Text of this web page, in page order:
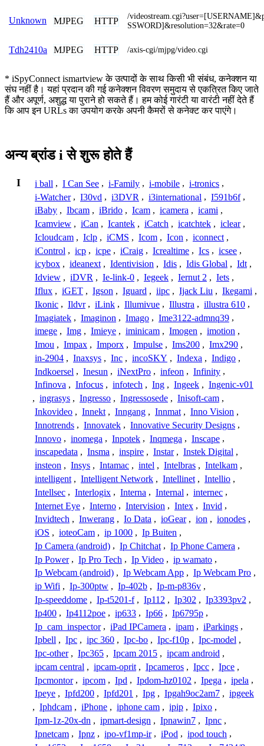
Unknown MJPEG HTTP
/
SSWORD]&resolution=32&rate=0
Tdh2410a MJPEG HTTP /axis-cgi/mjpg/video.cgi
* iSpyConnect ismartview के उत्पादों के साथ किसी भी संबंध, कनेक्शन या
संघ नहीं है। यहां प्रदान की गई कनेक्शन विवरण समुदाय से एकत्रित किए जाते
हैं और अपूर्ण, अशुद्ध या पुराने हो सकते हैं। हम कोई गारंटी या वारंटी नहीं देते हैं
कि आप इन URLs का उपयोग करके अपनी कैमरों से कनेक्ट कर पाएंगे।
अन्य ब्रांड i से शुरू होते हैं
I i ball , I Can See , i-Family , i-mobile , i-tronics ,
i-Watcher , I30vd , i3DVR , i3international , I591b6f ,
iBaby , Ibcam , iBrido , Icam , icamera , icami ,
Icamview , iCan , Icantek , iCatch , icatchtek , iclear ,
Icloudcam , Iclp , iCMS , Icom , Icon , iconnect ,
iControl , icp , icpe , iCraig , Icrealtime , Ics , icsee ,
icybox , ideanext , Identivision , Idis , Idis Global , Idt ,
Idview , iDVR , Ie-link-0 , Iegeek , Iernut 2 , Iets ,
Iflux , iGET , Igson , Iguard , iipc , Ijack Liu , Ikegami ,
Ikonic , Ildvr , iLink , Illumivue , Illustra , illustra 610 ,
Imagiatek , Imaginon , Imago , Ime3122-admnq39 ,
imege , Img , Imieye , iminicam , Imogen , imotion ,
Imou , Impax , Imporx , Impulse , Ims200 , Imx290 ,
in-2904 , Inaxsys , Inc , incoSKY , Indexa , Indigo ,
Indkoersel , Inesun , iNextPro , infeon , Infinity ,
Infinova , Infocus , infotech , Ing , Ingeek , Ingenic-v01
, ingrasys , Ingresso , Ingressosede , Inisoft-cam ,
Inkovideo , Innekt , Inngang , Innmat , Inno Vision ,
Innotrends , Innovatek , Innovative Security Designs ,
Innovo , inomega , Inpotek , Inqmega , Inscape ,
inscapedata , Insma , inspire , Instar , Instek Digital ,
insteon , Insys , Intamac , intel , Intelbras , Intelkam ,
intelligent , Intelligent Network , Intellinet , Intellio ,
Intellsec , Interlogix , Interna , Internal , internec ,
Internet Eye , Interno , Intervision , Intex , Invid ,
Invidtech , Inwerang , Io Data , ioGear , ion , ionodes ,
iOS , ioteoCam , ip 1000 , Ip Buiten ,
Ip Camera (android) , Ip Chitchat , Ip Phone Camera ,
Ip Power , Ip Pro Tech , Ip Video , ip wamato ,
Ip Webcam (android) , Ip Webcam App , Ip Webcam Pro ,
ip Wifi , Ip-300ptw , Ip-402b , Ip-m-p836v ,
Ip-speeddome , Ip-t5201-f , Ip112 , Ip302 , Ip3393pv2 ,
Ip400 , Ip4112poe , ip633 , Ip66 , Ip6795p ,
Ip_cam_inspector , iPad IPCamera , ipam , iParkings ,
Ipbell , Ipc , ipc 360 , Ipc-bo , Ipc-f10p , Ipc-model ,
Ipc-other , Ipc365 , Ipcam 2015 , ipcam android ,
ipcam central , ipcam-oprit , Ipcameros , Ipcc , Ipce ,
Ipcmontor , ipcom , Ipd , Ipdom-hz0102 , Ipega , ipela ,
Ipeye , Ipfd200 , Ipfd201 , Ipg , Ipgah9oc2am7 , ipgeek
, Iphdcam , iPhone , iphone cam , ipip , Ipixo ,
Ipm-1z-20x-dn , ipmart-design , Ipnawin7 , Ipnc ,
Ipnetcam , Ipnz , ipo-vf1mp-ir , iPod , ipod touch ,